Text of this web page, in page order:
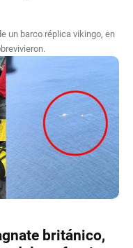
un barco réplica vikingo, en
británico,